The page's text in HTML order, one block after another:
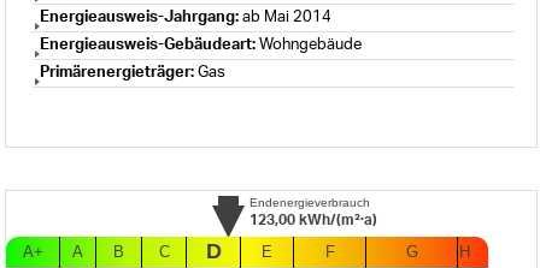
Energieausweis-Jahrgang: ab Mai 2014
Energieausweis-Gebäudeart: Wohngebäude
Primärenergieträger: Gas
Endenergieverbrauch
123,00 kWh/(m²·a)
A+ A B C D E F G H